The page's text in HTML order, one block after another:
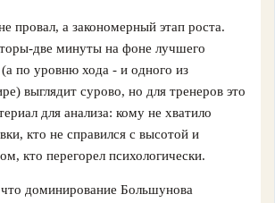
провал, а закономерный этап роста.
две минуты на фоне лучшего
по уровню хода - и одного из
выглядит сурово, но для тренеров это
для анализа: кому не хватило
кто не справился с высотой и
кто перегорел психологически.
доминирование Большунова